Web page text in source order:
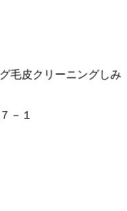
毛皮クリーニングしみ
－１